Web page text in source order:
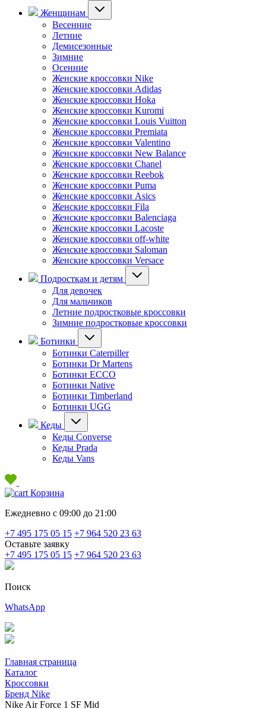
Женщинам
Весенние
Летние
Демисезонные
Зимние
Осенние
Женские кроссовки Nike
Женские кроссовки Adidas
Женские кроссовки Hoka
Женские кроссовки Kuromi
Женские кроссовки Louis Vuitton
Женские кроссовки Premiata
Женские кроссовки Valentino
Женские кроссовки New Balance
Женские кроссовки Chanel
Женские кроссовки Reebok
Женские кроссовки Puma
Женские кроссовки Asics
Женские кроссовки Fila
Женские кроссовки Balenciaga
Женские кроссовки Lacoste
Женские кроссовки off-white
Женские кроссовки Saloman
Женские кроссовки Versace
Подросткам и детям
Для девочек
Для мальчиков
Летние подростковые кроссовки
Зимние подростковые кроссовки
Ботинки
Ботинки Caterpiller
Ботинки Dr Martens
Ботинки ECCO
Ботинки Native
Ботинки Timberland
Ботинки UGG
Кеды
Кеды Converse
Кеды Prada
Кеды Vans
Корзина
Ежедневно с 09:00 до 21:00
+7 495 175 05 15 +7 964 520 23 63
Оставьте заявку
+7 495 175 05 15 +7 964 520 23 63
Поиск
WhatsApp
Главная страница
Каталог
Кроссовки
Бренд Nike
Nike Air Force 1 SF Mid